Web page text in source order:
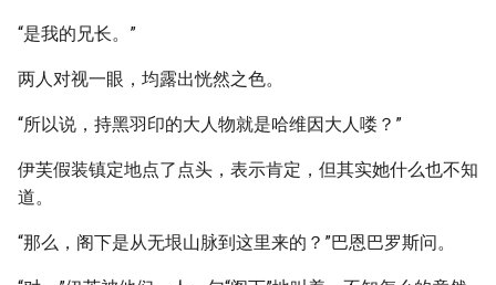
“是我的兄长。”
两人对视一眼，均露出恍然之色。
“所以说，持黑羽印的大人物就是哈维因大人喽？”
伊芙假装镇定地点了点头，表示肯定，但其实她什么也不知
道。
“那么，阁下是从无垠山脉到这里来的？”巴恩巴罗斯问。